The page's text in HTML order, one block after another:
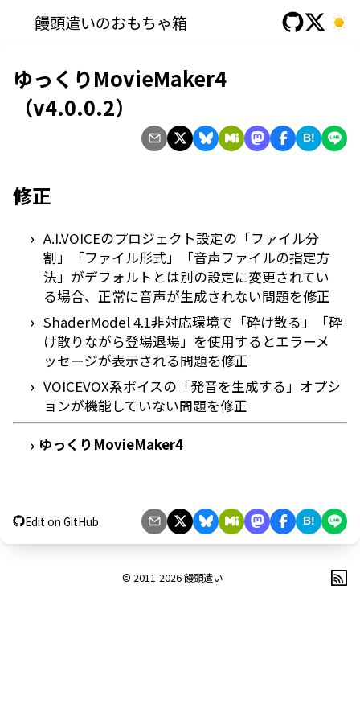
饅頭遣いのおもちゃ箱
ゆっくりMovieMaker4
（v4.0.0.2）
B!
修正
A.I.VOICEのプロジェクト設定の「ファイル分
割」「ファイル形式」「音声ファイルの指定方
法」がデフォルトとは別の設定に変更されてい
る場合、正常に音声が生成されない問題を修正
ShaderModel 4.1非対応環境で「砕け散る」「砕
け散りながら登場退場」を使用するとエラーメ
ッセージが表示される問題を修正
VOICEVOX系ボイスの「発音を生成する」オプシ
ョンが機能していない問題を修正
› ゆっくりMovieMaker4
Edit on GitHub B!
© 2011-2026饅頭遣い